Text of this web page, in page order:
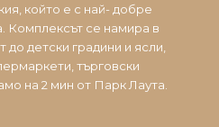
който е с най- добре
Комплексът се намира в
детски градини и ясли,
търговски
на 2 мин от Парк Лаута.